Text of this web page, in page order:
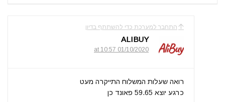
התחבר למערכת כדי להשתתף בדיון
ALIBUY
01/10/2020 at 10:57
רואה שעלות המשלוח התייקרה מעט
כרגע יוצא 59.65 פאונד כן